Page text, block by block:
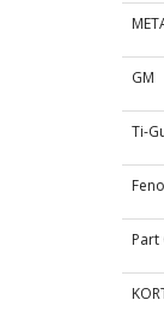
GM
Ti-
Part